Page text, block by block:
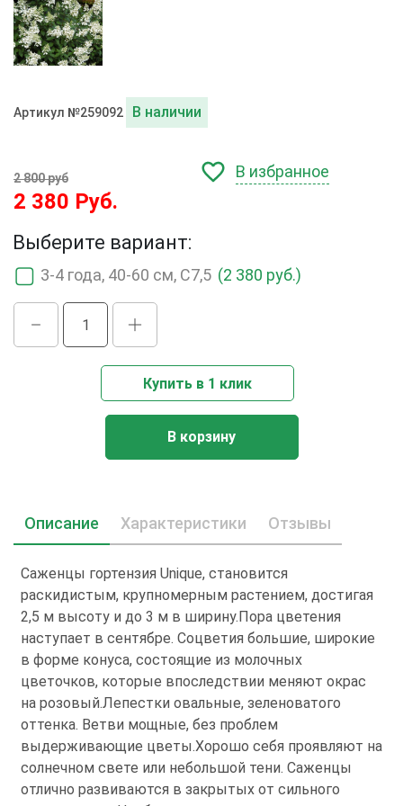
Артикул №259092 В наличии
2 800 руб
2 380 Руб.
В избранное
Выберите вариант:
3-4 года, 40-60 см, С7,5 (2 380 руб.)
Купить в 1 клик
В корзину
Описание Характеристики Отзывы
Саженцы гортензия Unique, становится
раскидистым, крупномерным растением, достигая
2,5 м высоту и до 3 м в ширину.Пора цветения
наступает в сентябре. Соцветия большие, широкие
в форме конуса, состоящие из молочных
цветочков, которые впоследствии меняют окрас
на розовый.Лепестки овальные, зеленоватого
оттенка. Ветви мощные, без проблем
выдерживающие цветы.Хорошо себя проявляют на
солнечном свете или небольшой тени. Саженцы
отлично развиваются в закрытых от сильного